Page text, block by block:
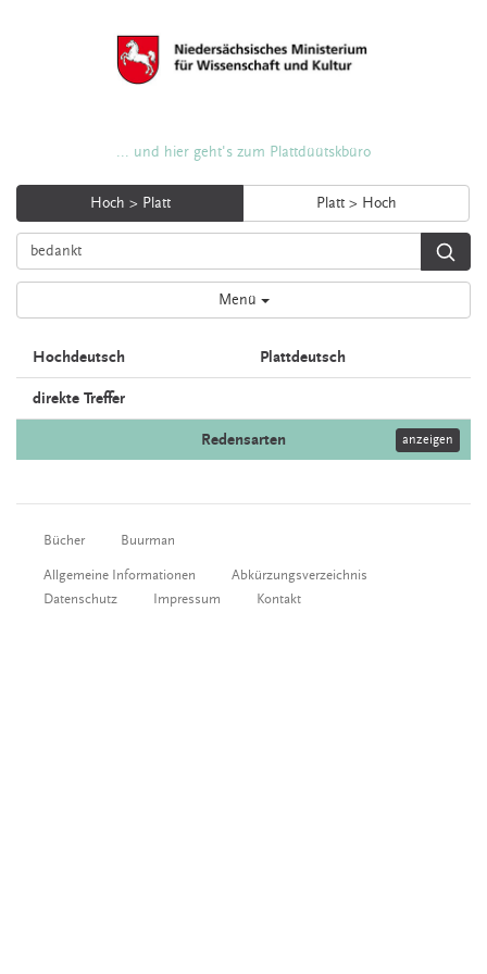
... und hier geht's zum Plattdüütskbüro
Hoch > Platt Platt > Hoch
Menü
Hochdeutsch Plattdeutsch
direkte Treffer
Redensarten anzeigen
Bücher Buurman
Allgemeine Informationen
Abkürzungsverzeichnis
Datenschutz
Impressum Kontakt